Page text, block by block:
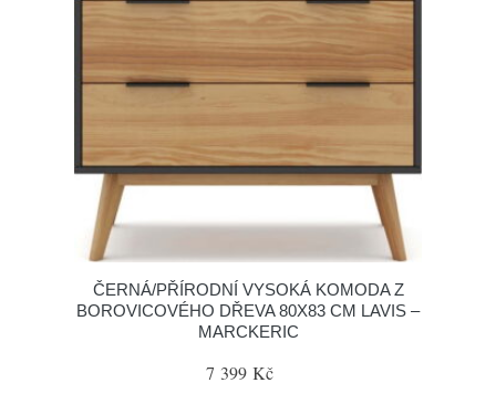
ČERNÁ/PŘÍRODNÍ VYSOKÁ KOMODA Z
BOROVICOVÉHO DŘEVA 80X83 CM LAVIS –
MARCKERIC
7 399 Kč